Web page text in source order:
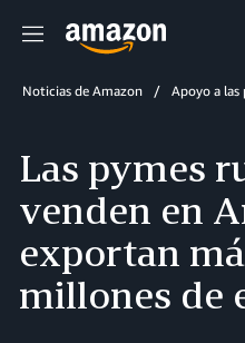
Menú
Noticias de Amazon Apoyo a las
Las pymes
venden en
exportan
millones de